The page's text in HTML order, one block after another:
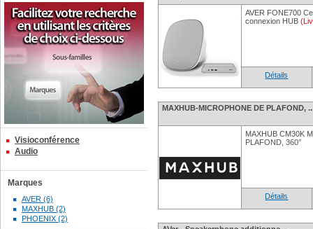
Visioconférence
Audio
Marques
AVER (6)
MAXHUB (2)
PHOENIX (2)
AVER FONE700
connexion HUB
Détails
MAXHUB-MICROPHONE DE PLAFOND,
MAXHUB CM30K
PLAFOND, 360°
Détails